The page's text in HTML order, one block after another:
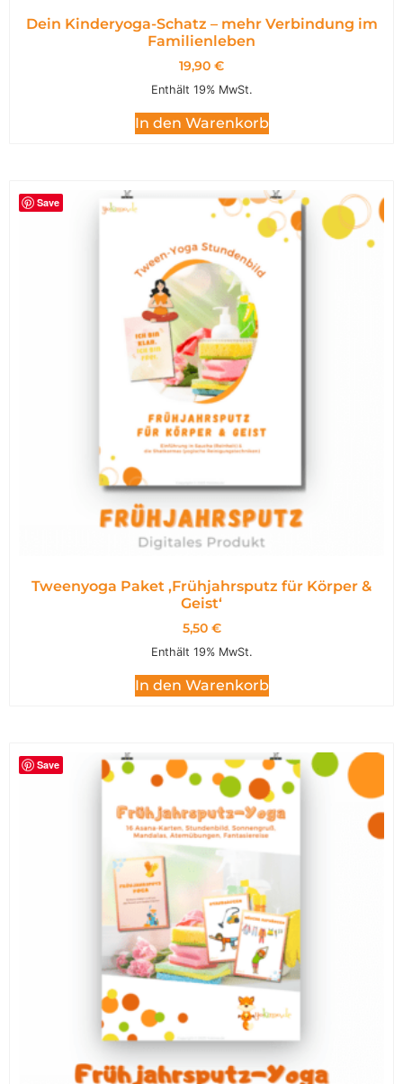
Dein Kinderyoga-Schatz – mehr Verbindung im
Familienleben
19,90 €
Enthält 19% MwSt.
In den Warenkorb
Save
Tweenyoga Paket ,Frühjahrsputz für Körper &
Geist‘
5,50 €
Enthält 19% MwSt.
In den Warenkorb
Save